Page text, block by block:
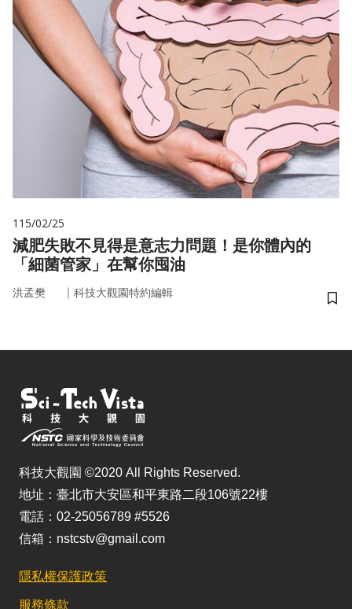
115/02/25
減肥失敗不見得是意志力問題！是你體內的
「細菌管家」在幫你囤油
洪孟樊 ｜ 科技大觀園特約編輯
儲
科技大觀園 ©2020 All Rights Reserved.
地址：臺北市大安區和平東路二段106號22樓
電話：02-25056789 #5526
信箱：nstcstv@gmail.com
隱私權保護政策
服務條款